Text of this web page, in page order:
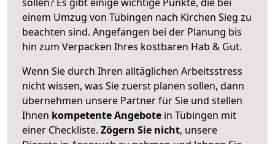
einem Umzug von Tübingen nach Kirchen Sieg zu
beachten sind. Angefangen bei der Planung bis
hin zum Verpacken Ihres kostbaren Hab & Gut.
Wenn Sie durch Ihren alltäglichen Arbeitsstress
nicht wissen, was Sie zuerst planen sollen, dann
übernehmen unsere Partner für Sie und stellen
Ihnen kompetente Angebote in Tübingen mit
einer Checkliste. Zögern Sie nicht, unsere